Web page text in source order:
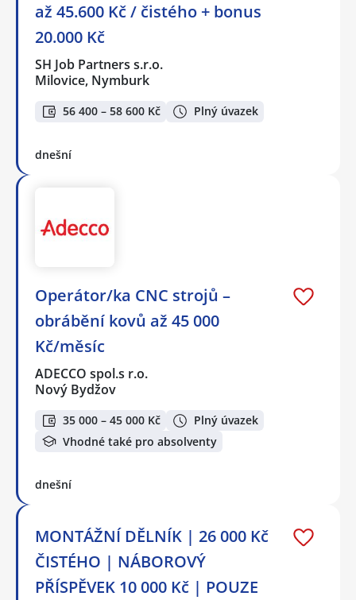
až 45.600 Kč / čistého + bonus
20.000 Kč
SH Job Partners s.r.o.
Milovice, Nymburk
56 400 – 58 600 Kč Plný úvazek
dnešní
Operátor/ka CNC strojů –
obrábění kovů až 45 000
Kč/měsíc
ADECCO spol.s r.o.
Nový Bydžov
35 000 – 45 000 Kč
Plný úvazek
Vhodné také pro absolventy
dnešní
MONTÁŽNÍ DĚLNÍK | 26 000 Kč
ČISTÉHO | NÁBOROVÝ
PŘÍSPĚVEK 10 000 Kč | POUZE